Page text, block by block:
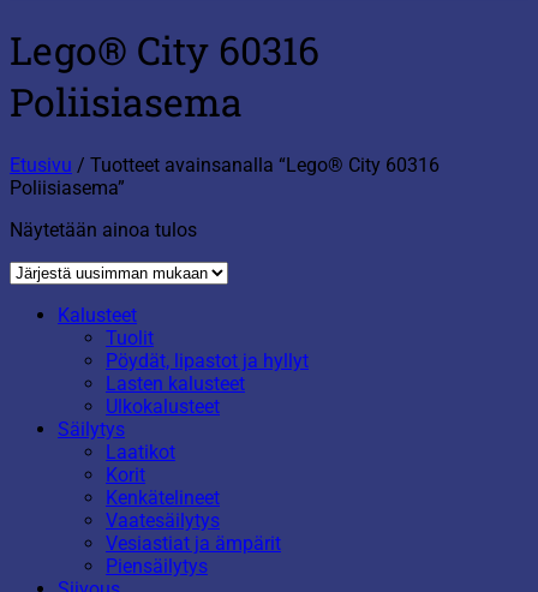
Lego® City 60316
Poliisiasema
Etusivu / Tuotteet avainsanalla “Lego® City 60316
Poliisiasema”
Näytetään ainoa tulos
Kalusteet
Tuolit
Pöydät, lipastot ja hyllyt
Lasten kalusteet
Ulkokalusteet
Säilytys
Laatikot
Korit
Kenkätelineet
Vaatesäilytys
Vesiastiat ja ämpärit
Piensäilytys